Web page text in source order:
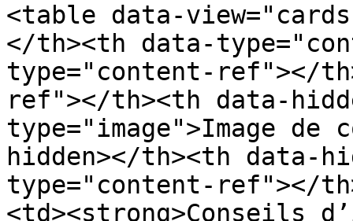
<table data-
</th><th data-
type="content-ref"></
ref"></th><th data-
type="image">Image
hidden></th><th data-
type="content-ref"></
<td><strong>Conseils